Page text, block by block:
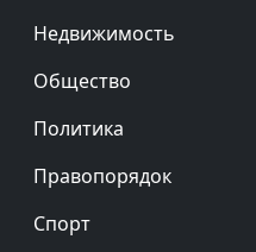
Недвижимость
Общество
Политика
Правопорядок
Спорт